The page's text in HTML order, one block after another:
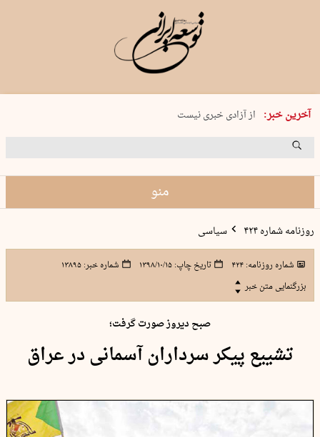
آخرین خبر:
یکشنبه 18 مرداد 1405 شماره 2245
از آزادی خبری نیست
۸۸۸ نفر سال گذشته بر اثر غرق‌شدگی جان …
منو
روزنامه شماره ۴۲۴ سیاسی
شماره روزنامه:۴۲۴ تاریخ چاپ:۱۳۹۸/۱۰/۱۵ شماره خبر:۱۳۸۹۵
بزرگنمایی متن خبر
صبح دیروز صورت گرفت؛
تشییع پیکر سرداران آسمانی در عراق